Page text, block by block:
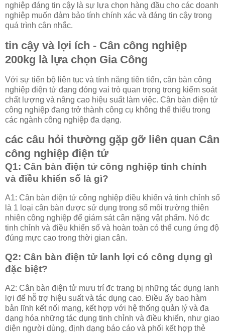
nghiệp đáng tin cậy là sự lựa chọn hàng đầu cho các doanh
nghiệp muốn đảm bảo tính chính xác và đáng tin cậy trong
quá trình cân nhắc.
tin cậy và lợi ích - Cân công nghiệp
200kg là lựa chọn Gia Công
Với sự tiến bộ liên tục và tính năng tiên tiến, cân bàn công
nghiệp điện tử đang đóng vai trò quan trọng trong kiểm soát
chất lượng và nâng cao hiệu suất làm việc. Cân bàn điện tử
công nghiệp đang trở thành công cụ không thể thiếu trong
các ngành công nghiệp đa dạng.
các câu hỏi thường gặp gỡ liên quan Cân
công nghiệp điện tử
Q1: Cân bàn điện tử công nghiệp tinh chỉnh
và điều khiển số là gì?
A1: Cân bàn điện tử công nghiệp điều khiển và tinh chỉnh số
là 1 loại cân bàn được sử dụng trong số môi trường thiên
nhiên công nghiệp để giám sát cân nặng vật phẩm. Nó đc
tinh chỉnh và điều khiển số và hoàn toàn có thể cung ứng độ
đúng mực cao trong thời gian cân.
Q2: Cân bàn điện tử lanh lợi có công dụng gì
đặc biệt?
A2: Cân bàn điện tử mưu trí đc trang bị những tác dụng lanh
lợi để hỗ trợ hiệu suất và tác dụng cao. Điều ấy bao hàm
bản lĩnh kết nối mạng, kết hợp với hệ thống quản lý và đa
dạng hóa những tác dụng tinh chỉnh và điều khiển, như giao
diện người dùng, định dạng báo cáo và phối kết hợp thẻ